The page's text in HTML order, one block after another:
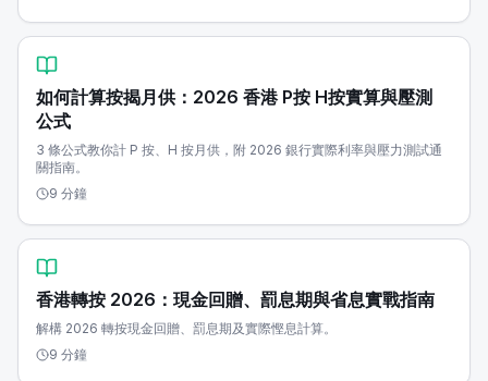
如何計算按揭月供：2026 香港 P按 H按實算與壓測
公式
3 條公式教你計 P 按、H 按月供，附 2026 銀行實際利率與壓力測試通
關指南。
9 分鐘
香港轉按 2026：現金回贈、罰息期與省息實戰指南
解構 2026 轉按現金回贈、罰息期及實際慳息計算。
9 分鐘